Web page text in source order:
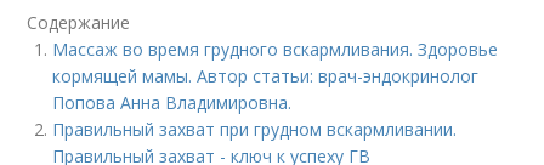
Содержание
Массаж во время грудного вскармливания. Здоровье
кормящей мамы. Автор статьи: врач-эндокринолог
Попова Анна Владимировна.
Правильный захват при грудном вскармливании.
Правильный захват - ключ к успеху ГВ